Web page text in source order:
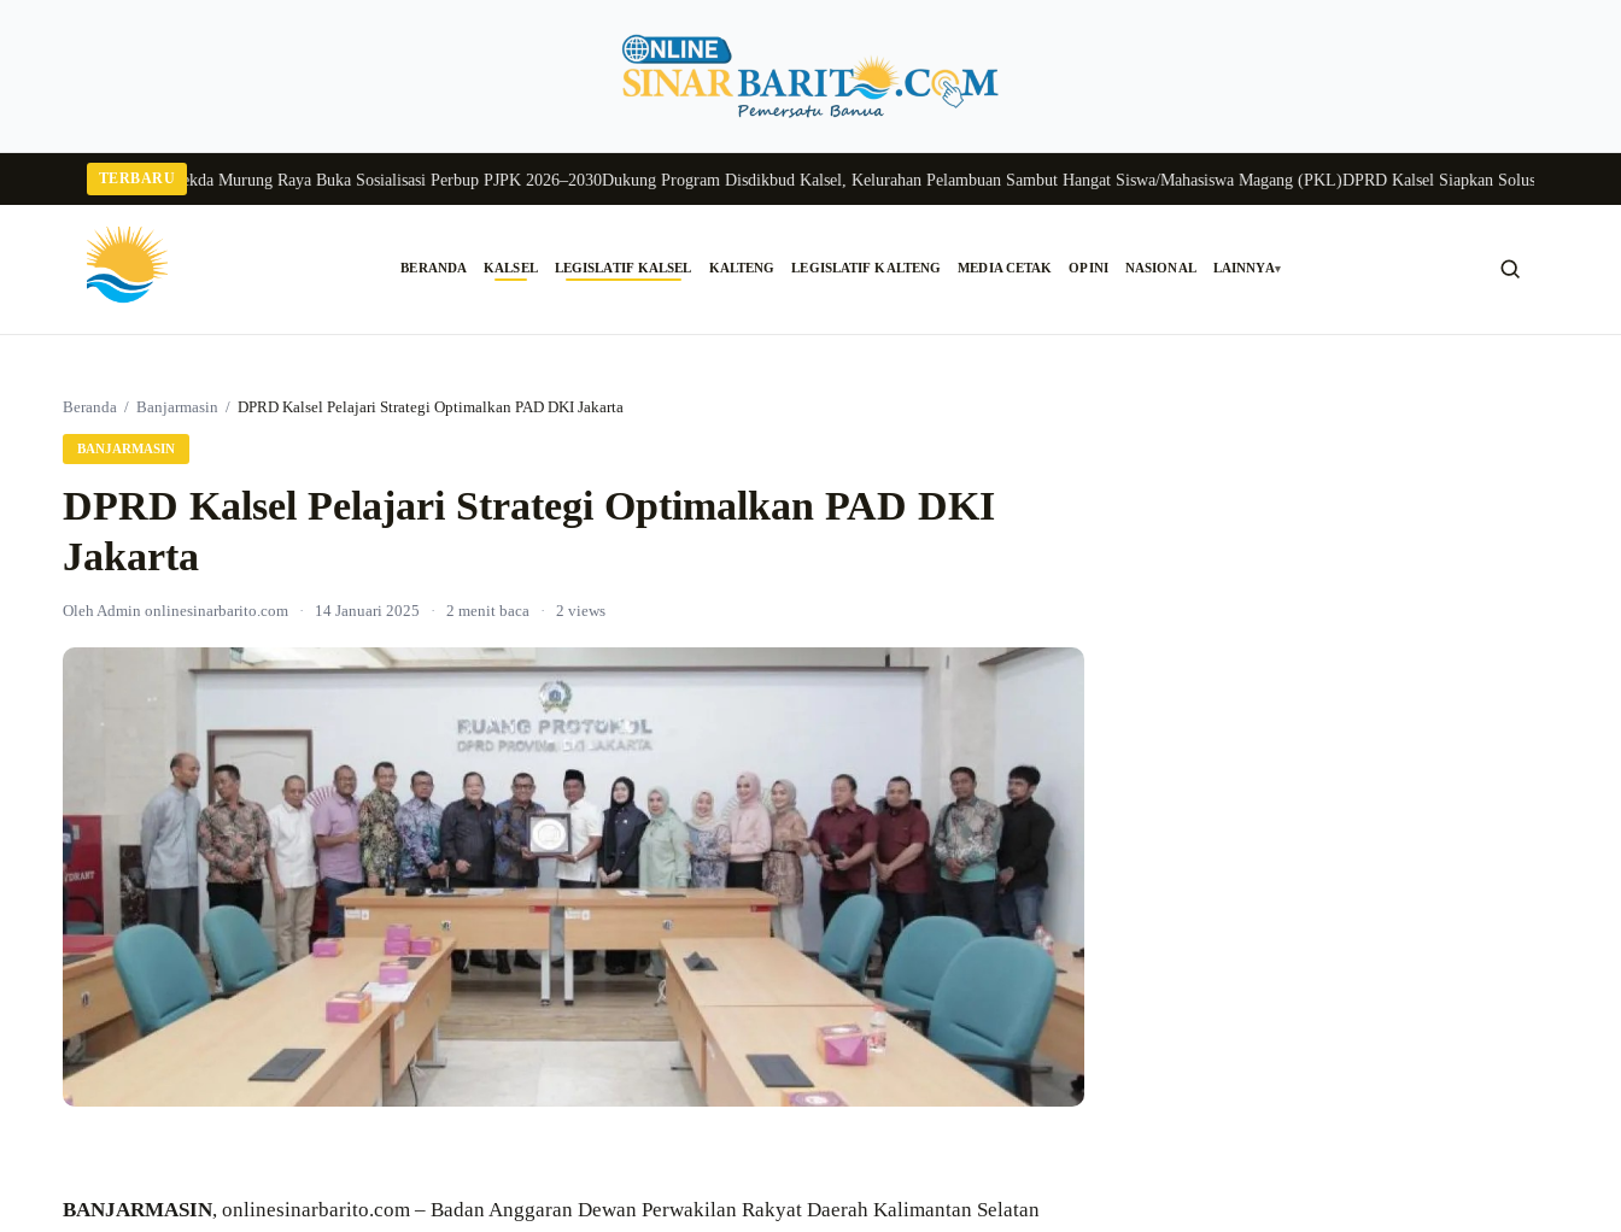
TERBARU
Balang 2026Pj Sekda Murung Raya Buka Sosialisasi Perbup PJPK 2026–2030Dukung Program Disdikbud Kalsel, Kelurahan Pelambuan Sambut Hangat Siswa/Mahasiswa Magang (PKL)DPRD Kalsel Siapkan Solusi Krisis
BERANDA KALSEL LEGISLATIF KALSEL KALTENG LEGISLATIF KALTENG MEDIA CETAK OPINI NASIONAL LAINNYA▾
Beranda / Banjarmasin / DPRD Kalsel Pelajari Strategi Optimalkan PAD DKI Jakarta
BANJARMASIN
DPRD Kalsel Pelajari Strategi Optimalkan PAD DKI
Jakarta
Oleh Admin onlinesinarbarito.com · 14 Januari 2025 · 2 menit baca · 2 views
BANJARMASIN, onlinesinarbarito.com – Badan Anggaran Dewan Perwakilan Rakyat Daerah Kalimantan Selatan